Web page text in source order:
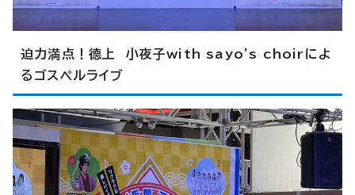
迫力満点！德上 小夜子with sayo's choirによ
るゴスペルライブ